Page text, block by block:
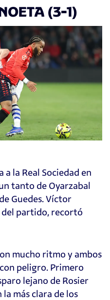
(3-1)
a la Real Sociedad en
tanto de Oyarzabal
Guedes. Víctor
partido, recortó
mucho ritmo y ambos
peligro. Primero
lejano de Rosier
la más clara de los